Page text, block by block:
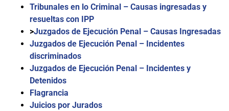
Tribunales en lo Criminal – Causas ingresadas y
resueltas con IPP
>Juzgados de Ejecución Penal – Causas Ingresadas
Juzgados de Ejecución Penal – Incidentes
discriminados
Juzgados de Ejecución Penal – Incidentes y
Detenidos
Flagrancia
Juicios por Jurados